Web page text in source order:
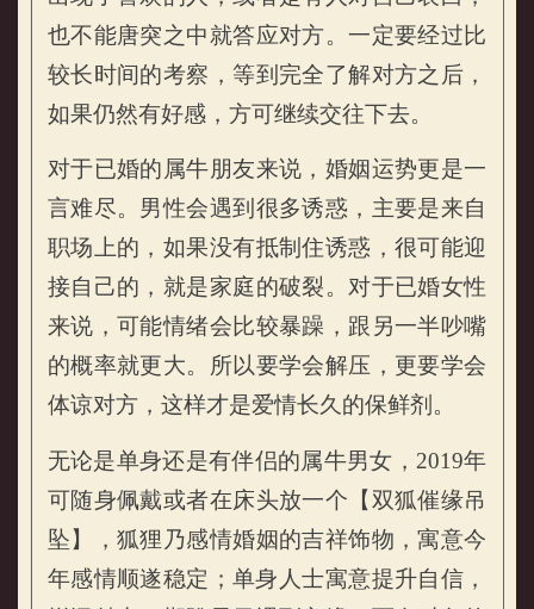
也不能唐突之中就答应对方。一定要经过比
较长时间的考察，等到完全了解对方之后，
如果仍然有好感，方可继续交往下去。
对于已婚的属牛朋友来说，婚姻运势更是一
言难尽。男性会遇到很多诱惑，主要是来自
职场上的，如果没有抵制住诱惑，很可能迎
接自己的，就是家庭的破裂。对于已婚女性
来说，可能情绪会比较暴躁，跟另一半吵嘴
的概率就更大。所以要学会解压，更要学会
体谅对方，这样才是爱情长久的保鲜剂。
无论是单身还是有伴侣的属牛男女，2019年
可随身佩戴或者在床头放一个【双狐催缘吊
坠】，狐狸乃感情婚姻的吉祥饰物，寓意今
年感情顺遂稳定；单身人士寓意提升自信，